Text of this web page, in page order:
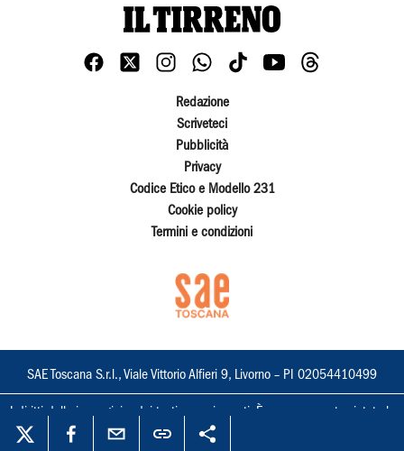
Redazione
Scriveteci
Pubblicità
Privacy
Codice Etico e Modello 231
Cookie policy
Termini e condizioni
SAE Toscana S.r.l., Viale Vittorio Alfieri 9, Livorno – PI 02054410499
I diritti delle immagini e dei testi sono riservati. È espressamente vietata la
loro riproduzione con qualsiasi mezzo e l'adattamento totale o parziale.